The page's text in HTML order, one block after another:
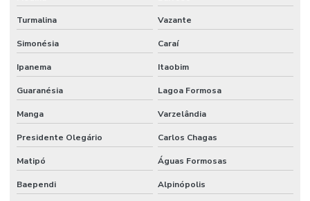
Terminal Hidráulico Com Sede Plana
Terminal Hidráulico Dko
Terminal Hidráulico Fêmea 45 Graus
Terminal Hidráulico Fêmea Dko Mg
Terminal Hidráulico Fêmea Minas Gerais
Terminal Hidráulico Fêmea Para Mangueiras
Terminal Hidráulico Fêmea Unf Jic Minas Gerais
Terminal Hidráulico Flange
Turmalina Vazante
Simonésia Caraí
Ipanema Itaobim
Guaranésia Lagoa Formosa
Manga Varzelândia
Presidente Olegário Carlos Chagas
Matipó Águas Formosas
Baependi Alpinópolis